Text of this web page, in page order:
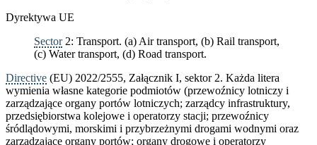
Dyrektywa UE
Sector2: Transport. (a) Air transport, (b) Rail transport,
(c) Water transport, (d) Road transport.
Directive (EU) 2022/2555, Załącznik I, sektor 2. Każda litera
wymienia własne kategorie podmiotów (przewoźnicy lotniczy i
zarządzające organy portów lotniczych; zarządcy infrastruktury,
przedsiębiorstwa kolejowe i operatorzy stacji; przewoźnicy
śródlądowymi, morskimi i przybrzeżnymi drogami wodnymi oraz
zarządzające organy portów; organy drogowe i operatorzy